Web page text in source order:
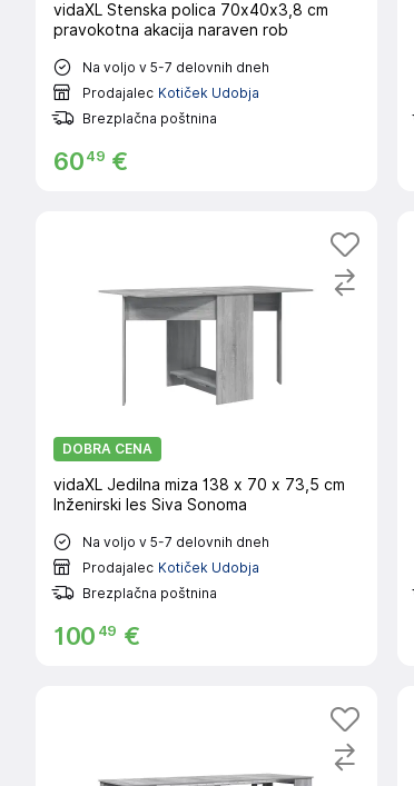
vidaXL Stenska polica 70x40x3,8 cm
pravokotna akacija naraven rob
Na voljo v 5-7 delovnih dneh
Prodajalec Kotiček Udobja
Brezplačna poštnina
6049 €
DOBRA CENA
vidaXL Jedilna miza 138 x 70 x 73,5 cm
Inženirski les Siva Sonoma
Na voljo v 5-7 delovnih dneh
Prodajalec Kotiček Udobja
Brezplačna poštnina
100 49 €